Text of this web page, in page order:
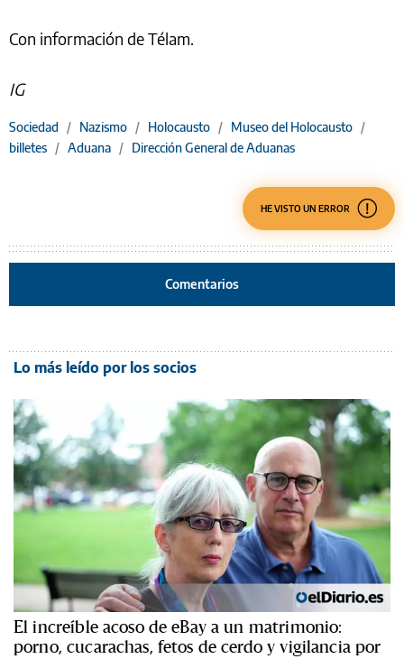
Con información de Télam.
IG
Sociedad / Nazismo / Holocausto / Museo del Holocausto /
billetes / Aduana / Dirección General de Aduanas
HE VISTO UN ERROR
Comentarios
Lo más leído por los socios
El increíble acoso de eBay a un matrimonio:
porno, cucarachas, fetos de cerdo y vigilancia por